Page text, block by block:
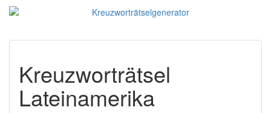
Kreuzworträtsel
Lateinamerika